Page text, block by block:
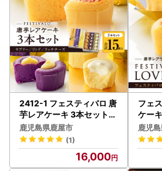
● 返礼品発送前の個別連絡はいたし
● 入金確認時、返礼品発送時、ワンス
時に自動配信メールにてお知らせいた
● 迷惑メール対策をされている方は
p」「@kanoya-furusato.jp」「
noya.furusato-lg.jp」からのお知らせ
うに設定してください。
● メールアドレスは正確にご入力く
● 熨斗・包装・名入れはお受けして
● 入金確認後、確定申告用受領証明書
例制度希望者には申告特例申請書を寄
く1ヶ月以内に郵送致します。
必要事項を記入いただき、本人確認
2412-1 フェスティバロ 唐
芋レアケーキ 3本セット（
ラブリー/リンド/リッチチ
ーズ） KN023-003 菓子
ケーキ
鹿児島県鹿屋市
(1)
16,000
フェ
ケー
キ
鹿児